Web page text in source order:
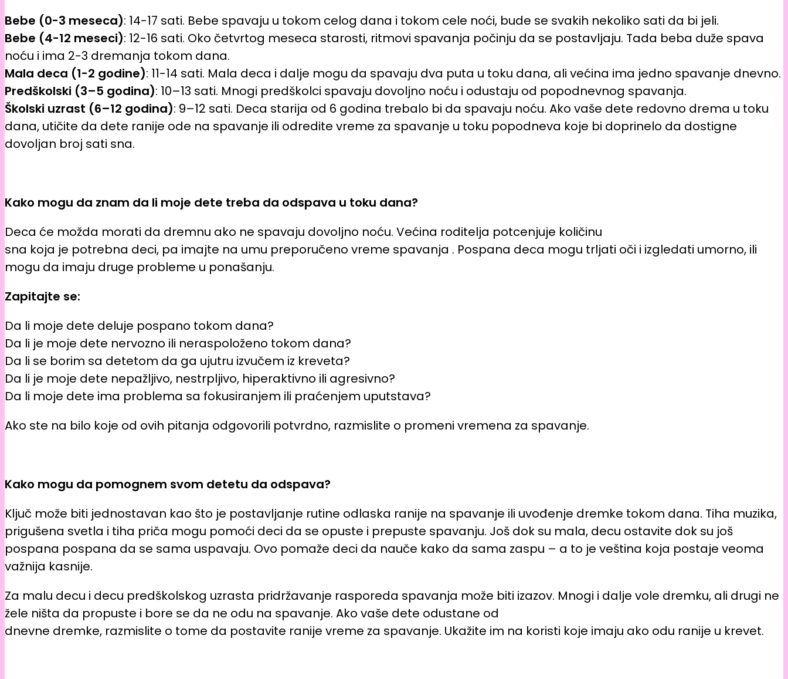
Bebe (0-3 meseca): 14-17 sati. Bebe spavaju u tokom celog dana i tokom cele noći, bude se svakih nekoliko sati da bi jeli.
Bebe (4-12 meseci): 12-16 sati. Oko četvrtog meseca starosti, ritmovi spavanja počinju da se postavljaju. Tada beba duže spava
noću i ima 2-3 dremanja tokom dana.
Mala deca (1-2 godine): 11-14 sati. Mala deca i dalje mogu da spavaju dva puta u toku dana, ali većina ima jedno spavanje dnevno.
Predškolski (3–5 godina): 10–13 sati. Mnogi predškolci spavaju dovoljno noću i odustaju od popodnevnog spavanja.
Školski uzrast (6–12 godina): 9–12 sati. Deca starija od 6 godina trebalo bi da spavaju noću. Ako vaše dete redovno drema u toku
dana, utičite da dete ranije ode na spavanje ili odredite vreme za spavanje u toku popodneva koje bi doprinelo da dostigne
dovoljan broj sati sna.
Kako mogu da znam da li moje dete treba da odspava u toku dana?
Deca će možda morati da dremnu ako ne spavaju dovoljno noću. Većina roditelja potcenjuje količinu
sna koja je potrebna deci, pa imajte na umu preporučeno vreme spavanja . Pospana deca mogu trljati oči i izgledati umorno, ili
mogu da imaju druge probleme u ponašanju.
Zapitajte se:
Da li moje dete deluje pospano tokom dana?
Da li je moje dete nervozno ili neraspoloženo tokom dana?
Da li se borim sa detetom da ga ujutru izvučem iz kreveta?
Da li je moje dete nepažljivo, nestrpljivo, hiperaktivno ili agresivno?
Da li moje dete ima problema sa fokusiranjem ili praćenjem uputstava?
Ako ste na bilo koje od ovih pitanja odgovorili potvrdno, razmislite o promeni vremena za spavanje.
Kako mogu da pomognem svom detetu da odspava?
Ključ može biti jednostavan kao što je postavljanje rutine odlaska ranije na spavanje ili uvođenje dremke tokom dana. Tiha muzika,
prigušena svetla i tiha priča mogu pomoći deci da se opuste i prepuste spavanju. Još dok su mala, decu ostavite dok su još
pospana pospana da se sama uspavaju. Ovo pomaže deci da nauče kako da sama zaspu – a to je veština koja postaje veoma
važnija kasnije.
Za malu decu i decu predškolskog uzrasta pridržavanje rasporeda spavanja može biti izazov. Mnogi i dalje vole dremku, ali drugi ne
žele ništa da propuste i bore se da ne odu na spavanje. Ako vaše dete odustane od
dnevne dremke, razmislite o tome da postavite ranije vreme za spavanje. Ukažite im na koristi koje imaju ako odu ranije u krevet.